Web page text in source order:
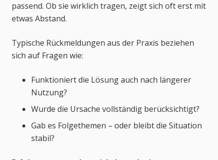
passend. Ob sie wirklich tragen, zeigt sich oft erst mit
etwas Abstand.
Typische Rückmeldungen aus der Praxis beziehen
sich auf Fragen wie:
Funktioniert die Lösung auch nach längerer
Nutzung?
Wurde die Ursache vollständig berücksichtigt?
Gab es Folgethemen – oder bleibt die Situation
stabil?